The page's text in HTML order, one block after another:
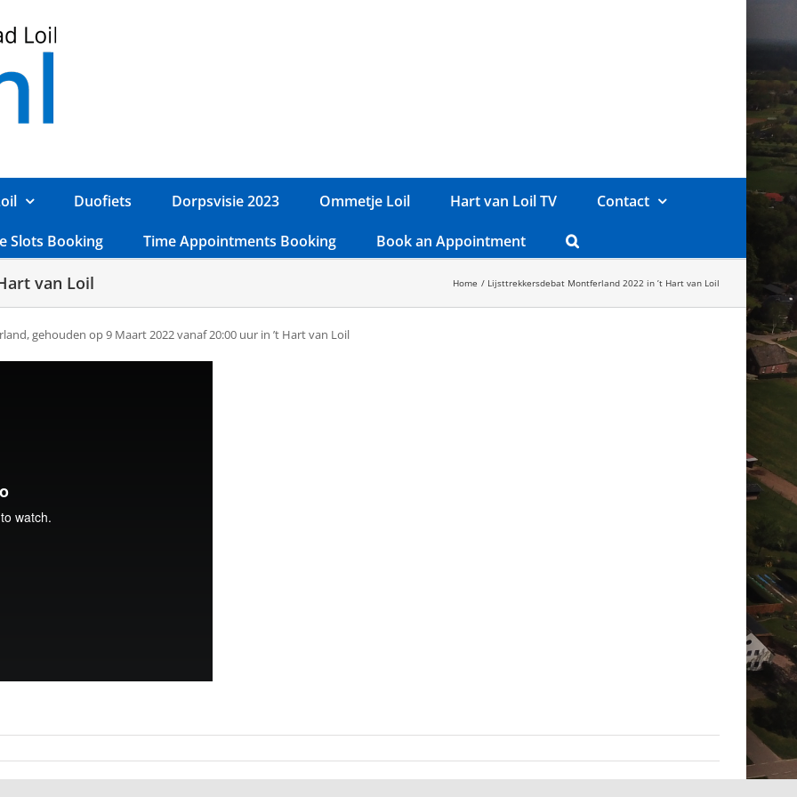
Duofiets Dorpsvisie 2023 Ommetje Loil Hart van Loil TV Contact
Slots Booking Time Appointments Booking Book an Appointment
van Loil Home Lijsttrekkersdebat Montferland 2022 in ’t Hart van Loil
gehouden op 9 Maart 2022 vanaf 20:00 uur in ’t Hart van Loil